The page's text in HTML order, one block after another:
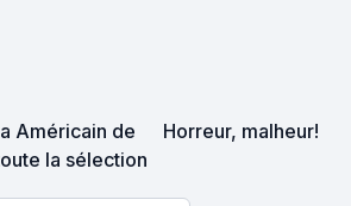
Américain de
la sélection
Horreur, malheur!